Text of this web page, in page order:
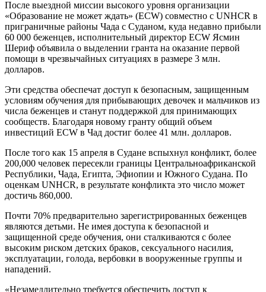
После выездной миссии высокого уровня организации
«Образование не может ждать» (ECW) совместно с UNHCR в
приграничные районы Чада с Суданом, куда недавно прибыли
60 000 беженцев, исполнительный директор ECW Ясмин
Шериф объявила о выделении гранта на оказание первой
помощи в чрезвычайных ситуациях в размере 3 млн.
долларов.
Эти средства обеспечат доступ к безопасным, защищенным
условиям обучения для прибывающих девочек и мальчиков из
числа беженцев и станут поддержкой для принимающих
сообществ. Благодаря новому гранту общий объем
инвестиций ECW в Чад достиг более 41 млн. долларов.
После того как 15 апреля в Судане вспыхнул конфликт, более
200,000 человек пересекли границы Центральноафриканской
Республики, Чада, Египта, Эфиопии и Южного Судана. По
оценкам UNHCR, в результате конфликта это число может
достичь 860,000.
Почти 70% предварительно зарегистрированных беженцев
являются детьми. Не имея доступа к безопасной и
защищенной среде обучения, они сталкиваются с более
высоким риском детских браков, сексуального насилия,
эксплуатации, голода, вербовки в вооруженные группы и
нападений.
«Незамедлительно требуется обеспечить доступ к